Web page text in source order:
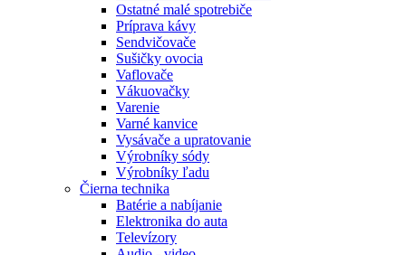
Ostatné malé spotrebiče
Príprava kávy
Sendvičovače
Sušičky ovocia
Vaflovače
Vákuovačky
Varenie
Varné kanvice
Vysávače a upratovanie
Výrobníky sódy
Výrobníky ľadu
Čierna technika
Batérie a nabíjanie
Elektronika do auta
Televízory